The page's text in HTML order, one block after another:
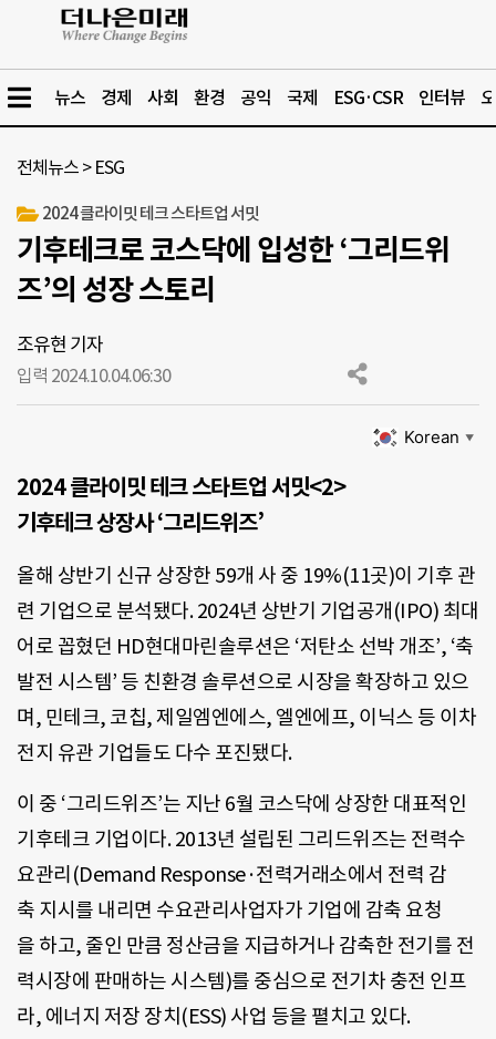
뉴스 경제 사회 환경 공익 국제 ESG·CSR 인터뷰
전체뉴스 > ESG
2024 클라이밋 테크 스타트업 서밋
기후테크로 코스닥에 입성한 ‘그리드위
즈’의 성장 스토리
조유현 기자
입력 2024.10.04.06:30
Korean ▼
2024 클라이밋 테크 스타트업 서밋<2>
기후테크 상장사 ‘그리드위즈’
올해 상반기 신규 상장한 59개 사 중 19%(11곳)이 기후 관
련 기업으로 분석됐다. 2024년 상반기 기업공개(IPO) 최대
어로 꼽혔던 HD현대마린솔루션은 ‘저탄소 선박 개조’, ‘축
발전 시스템’ 등 친환경 솔루션으로 시장을 확장하고 있으
며, 민테크, 코칩, 제일엠엔에스, 엘엔에프, 이닉스 등 이차
전지 유관 기업들도 다수 포진됐다.
이 중 ‘그리드위즈’는 지난 6월 코스닥에 상장한 대표적인
기후테크 기업이다. 2013년 설립된 그리드위즈는 전력수
요관리(Demand Response·전력거래소에서 전력 감
축 지시를 내리면 수요관리사업자가 기업에 감축 요청
을 하고, 줄인 만큼 정산금을 지급하거나 감축한 전기를 전
력시장에 판매하는 시스템)를 중심으로 전기차 충전 인프
라, 에너지 저장 장치(ESS) 사업 등을 펼치고 있다.